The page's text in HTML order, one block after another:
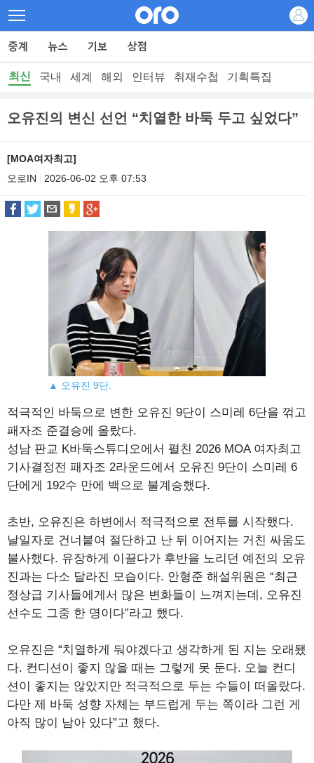
최신 국내 세계 해외 인터뷰 취재수첩 기획특집
오유진의 변신 선언 “치열한 바둑 두고 싶었다”
[MOA여자최고]
오로IN
2026-06-02 오후 07:53
▲ 오유진 9단.
적극적인 바둑으로 변한 오유진 9단이 스미레 6단을 꺾고
패자조 준결승에 올랐다.
성남 판교 K바둑스튜디오에서 펼친 2026 MOA 여자최고
기사결정전 패자조 2라운드에서 오유진 9단이 스미레 6
단에게 192수 만에 백으로 불계승했다.
초반, 오유진은 하변에서 적극적으로 전투를 시작했다.
날일자로 건너붙여 절단하고 난 뒤 이어지는 거친 싸움도
불사했다. 유장하게 이끌다가 후반을 노리던 예전의 오유
진과는 다소 달라진 모습이다. 안형준 해설위원은 “최근
정상급 기사들에게서 많은 변화들이 느껴지는데, 오유진
선수도 그중 한 명이다”라고 했다.
오유진은 “치열하게 둬야겠다고 생각하게 된 지는 오래됐
다. 컨디션이 좋지 않을 때는 그렇게 못 둔다. 오늘 컨디
션이 좋지는 않았지만 적극적으로 두는 수들이 떠올랐다.
다만 제 바둑 성향 자체는 부드럽게 두는 쪽이라 그런 게
아직 많이 남아 있다”고 했다.